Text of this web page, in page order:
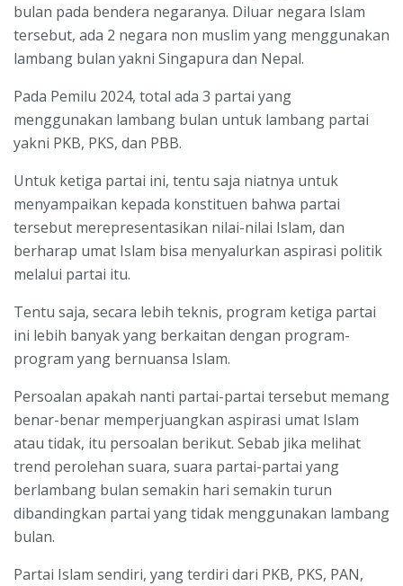
bulan pada bendera negaranya. Diluar negara Islam
tersebut, ada 2 negara non muslim yang menggunakan
lambang bulan yakni Singapura dan Nepal.
Pada Pemilu 2024, total ada 3 partai yang
menggunakan lambang bulan untuk lambang partai
yakni PKB, PKS, dan PBB.
Untuk ketiga partai ini, tentu saja niatnya untuk
menyampaikan kepada konstituen bahwa partai
tersebut merepresentasikan nilai-nilai Islam, dan
berharap umat Islam bisa menyalurkan aspirasi politik
melalui partai itu.
Tentu saja, secara lebih teknis, program ketiga partai
ini lebih banyak yang berkaitan dengan program-
program yang bernuansa Islam.
Persoalan apakah nanti partai-partai tersebut memang
benar-benar memperjuangkan aspirasi umat Islam
atau tidak, itu persoalan berikut. Sebab jika melihat
trend perolehan suara, suara partai-partai yang
berlambang bulan semakin hari semakin turun
dibandingkan partai yang tidak menggunakan lambang
bulan.
Partai Islam sendiri, yang terdiri dari PKB, PKS, PAN,